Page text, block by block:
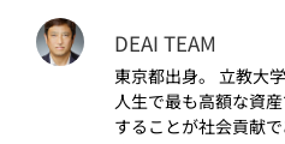
DEAI TEAM
東京都出身。 立教大学
人生で最も高額な資
することが社会貢献